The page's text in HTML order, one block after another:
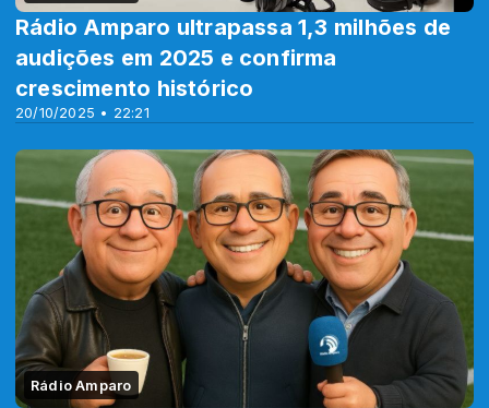
20/10/2025 • 22:21
Rádio Amparo ultrapassa 1,3 milhões de
audições em 2025 e confirma
crescimento histórico
Rádio Amparo